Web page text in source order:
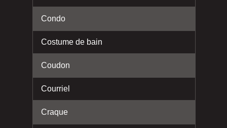
Condo
Costume de bain
Coudon
Courriel
Craque